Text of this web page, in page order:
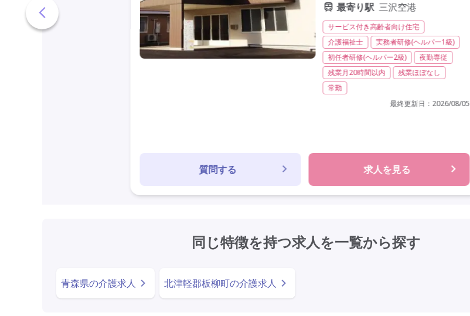
最寄り駅 三沢空港
サービス付き高齢者向け住宅
介護福祉士
実務者研修(ヘルパー1級)
初任者研修(ヘルパー2級)
夜勤専従
残業月20時間以内
残業ほぼなし
常勤
最終更新日： 2026/08/05
質問する 求人を見る
同じ特徴を持つ求人を一覧から探す
青森県の介護求人 北津軽郡板柳町の介護求人